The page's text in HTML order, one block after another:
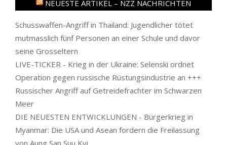
NEUESTE ARTIKEL – NZZ NACHRICHTEN
Schusswaffen-Angriff in Thailand: Jugendlicher tötet
mutmasslich fünf Personen an einer Schule und davor
seine Grosseltern
LIVE-TICKER - Krieg in der Ukraine: Selenski ordnet
Operation gegen russische Rüstungsindustrie an +++
Russischer Angriff auf Getreidefrachter im Schwarzen
Meer
DIE NEUESTEN ENTWICKLUNGEN - Bürgerkrieg in
Myanmar: Die USA und Asean fordern die Freilassung
von Aung San Suu Kyi